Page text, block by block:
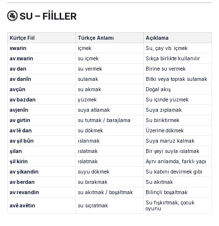
🚰SU – FİİLLER
Kürtçe Fiil Türkçe Anlamı
Açıklama
xwarin
içmek
Su, çay vb. içmek
av xwarin
su içmek
Sıkça birlikte kullanılır
av dan
su vermek
Birine su vermek
av danîn
sulamak
Bitki veya toprak sulamak
avçûn
su akmak
Doğal akış
av bazdan
yüzmek
Su içinde yüzmek
avjenîn
suya atlamak
Suya zıplamak
av girtin
su tutmak / barajlama
Su biriktirmek
av lê dan
su dökmek
Üzerine dökmek
av şil bûn
ıslanmak
Suya maruz kalmak
şilan
ıslatmak
Bir şeyi suyla ıslatmak
şil kirin
ıslatmak
Aynı anlamda, farklı yapı
av şikandin
suyu dökmek
Su kabını devirmek gibi
av berdan
su bırakmak
Su akıtmak
av revandin
su akıtmak / boşaltmak Bilinçli boşaltmak
avê avêtin su sıçratmak
Su fışkırtmak, çocuk
oyunu